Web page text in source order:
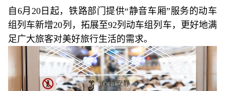
自6月20日起，铁路部门提供“静音车厢”服务的动车
组列车新增20列，拓展至92列动车组列车，更好地满
足广大旅客对美好旅行生活的需求。